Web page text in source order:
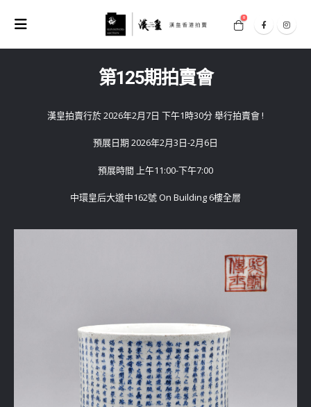
0
第125期拍賣會
漢皇拍賣行於 2026年2月7日 下午1時30分 舉行拍賣會 !
預展日期 2026年2月3日-2月6日
預展時間 上午11:00-下午7:00
中環皇后大道中162號 On Building 6樓全層